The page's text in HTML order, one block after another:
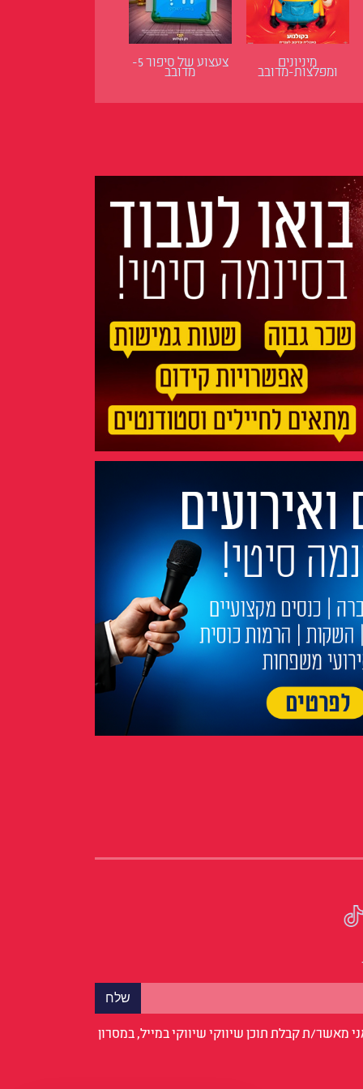
מיניונים
ומפלצות-מדובב
צעצוע של סיפור 5-
מדובב
מאשר/ת קבלת תוכן שיווקי שיווקי במייל, במסרון